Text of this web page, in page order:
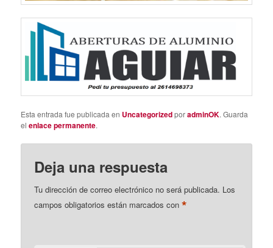
Esta entrada fue publicada en UncategorizedporadminOK. Guarda
elenlace permanente.
Deja una respuesta
Tu dirección de correo electrónico no será publicada. Los
campos obligatorios están marcados con*